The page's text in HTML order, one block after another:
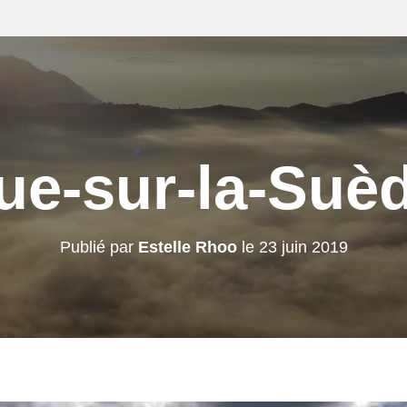
sur-la-
Publié par Estelle Rhoole 23 juin 2019